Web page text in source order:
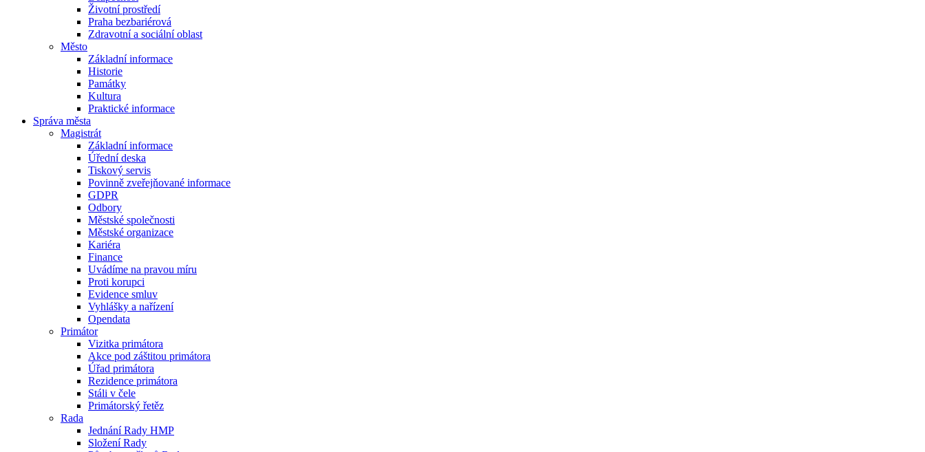
Životní prostředí
Praha bezbariérová
Zdravotní a sociální oblast
Město
Základní informace
Historie
Památky
Kultura
Praktické informace
Správa města
Magistrát
Základní informace
Úřední deska
Tiskový servis
Povinně zveřejňované informace
GDPR
Odbory
Městské společnosti
Městské organizace
Kariéra
Finance
Uvádíme na pravou míru
Proti korupci
Evidence smluv
Vyhlášky a nařízení
Opendata
Primátor
Vizitka primátora
Akce pod záštitou primátora
Úřad primátora
Rezidence primátora
Stáli v čele
Primátorský řetěz
Rada
Jednání Rady HMP
Složení Rady